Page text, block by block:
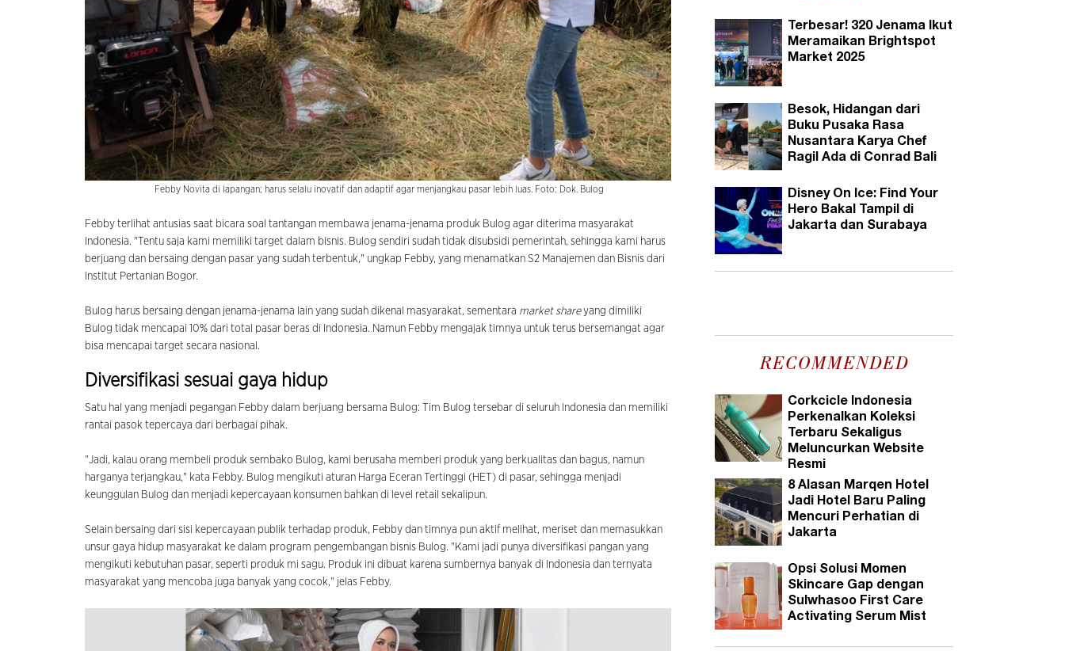
Febby Novita di lapangan; harus selalu inovatif dan adaptif agar menjangkau pasar lebih luas. Foto: Dok. Bulog
Febby terlihat antusias saat bicara soal tantangan membawa jenama-jenama produk Bulog agar diterima masyarakat
Indonesia. "Tentu saja kami memiliki target dalam bisnis. Bulog sendiri sudah tidak disubsidi pemerintah, sehingga kami harus
berjuang dan bersaing dengan pasar yang sudah terbentuk," ungkap Febby, yang menamatkan S2 Manajemen dan Bisnis dari
Institut Pertanian Bogor.
Bulog harus bersaing dengan jenama-jenama lain yang sudah dikenal masyarakat, sementara market shareyang dimiliki
Bulog tidak mencapai 10% dari total pasar beras di Indonesia. Namun Febby mengajak timnya untuk terus bersemangat agar
bisa mencapai target secara nasional.
Diversifikasi sesuai gaya hidup
Satu hal yang menjadi pegangan Febby dalam berjuang bersama Bulog: Tim Bulog tersebar di seluruh Indonesia dan memiliki
rantai pasok tepercaya dari berbagai pihak.
"Jadi, kalau orang membeli produk sembako Bulog, kami berusaha memberi produk yang berkualitas dan bagus, namun
harganya terjangkau," kata Febby. Bulog mengikuti aturan Harga Eceran Tertinggi (HET) di pasar, sehingga menjadi
keunggulan Bulog dan menjadi kepercayaan konsumen bahkan di level retail sekalipun.
Selain bersaing dari sisi kepercayaan publik terhadap produk, Febby dan timnya pun aktif melihat, meriset dan memasukkan
unsur gaya hidup masyarakat ke dalam program pengembangan bisnis Bulog. "Kami jadi punya diversifikasi pangan yang
mengikuti kebutuhan pasar, seperti produk mi sagu. Produk ini dibuat karena sumbernya banyak di Indonesia dan ternyata
masyarakat yang mencoba juga banyak yang cocok," jelas Febby.
Terbesar! 320 Jenama Ikut
Meramaikan Brightspot
Market 2025
Besok, Hidangan dari
Buku Pusaka Rasa
Nusantara Karya Chef
Ragil Ada di Conrad Bali
Disney On Ice: Find Your
Hero Bakal Tampil di
Jakarta dan Surabaya
RECOMMENDED
Corkcicle Indonesia
Perkenalkan Koleksi
Terbaru Sekaligus
Meluncurkan Website
Resmi
8 Alasan Marqen Hotel
Jadi Hotel Baru Paling
Mencuri Perhatian di
Jakarta
Opsi Solusi Momen
Skincare Gap dengan
Sulwhasoo First Care
Activating Serum Mist